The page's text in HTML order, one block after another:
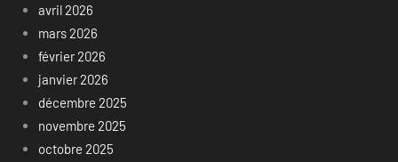
avril 2026
mars 2026
février 2026
janvier 2026
décembre 2025
novembre 2025
octobre 2025